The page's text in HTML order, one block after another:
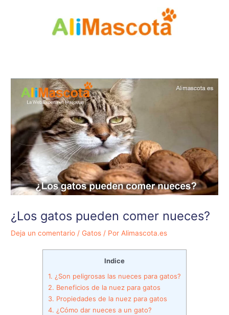
¿Los gatos pueden comer nueces?
Deja un comentario / Gatos / PorAlimascota.es
Indice
1. ¿Son peligrosas las nueces para gatos?
2. Beneficios de la nuez para gatos
3. Propiedades de la nuez para gatos
4. ¿Cómo dar nueces a un gato?